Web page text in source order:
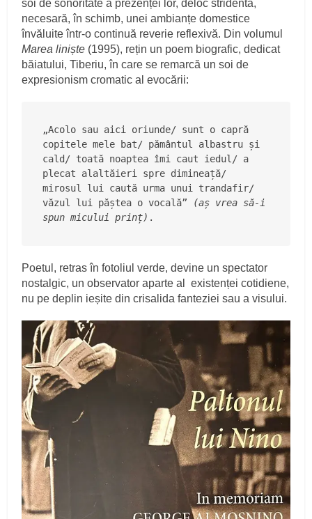
soi de sonoritate a prezenței lor, deloc stridentă,
necesară, în schimb, unei ambianțe domestice
învăluite într-o continuă reverie reflexivă. Din volumul
Marea liniște (1995), rețin un poem biografic, dedicat
băiatului, Tiberiu, în care se remarcă un soi de
expresionism cromatic al evocării:
„Acolo sau aici oriunde/ sunt o capră
copitele mele bat/ pământul albastru și
cald/ toată noaptea îmi caut iedul/ a
plecat alaltăieri spre dimineață/
mirosul lui caută urma unui trandafir/
văzul lui păștea o vocală”
(aș vrea să-i
spun micului prinț) .
Poetul, retras în fotoliul verde, devine un spectator
nostalgic, un observator aparte al existenței cotidiene,
nu pe deplin ieșite din crisalida fanteziei sau a visului.